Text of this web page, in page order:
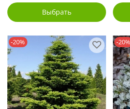
Выбрать
-20% -20%